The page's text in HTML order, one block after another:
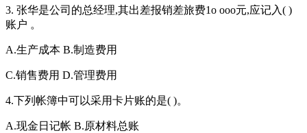
3. 张华是公司的总经理,其出差报销差旅费1o ooo元,应记入( )
账户 。
A.生产成本 B.制造费用
C.销售费用 D.管理费用
4.下列帐簿中可以采用卡片账的是( )。
A.现金日记帐 B.原材料总账